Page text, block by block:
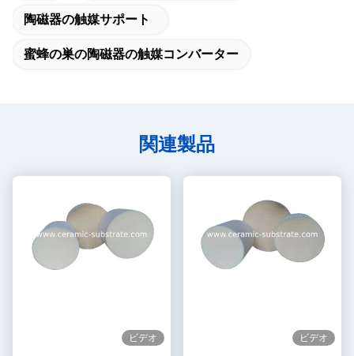
陶磁器の触媒サポート
蜜蜂の巣の陶磁器の触媒コンバーター
関連製品
ビデオ ビデオ